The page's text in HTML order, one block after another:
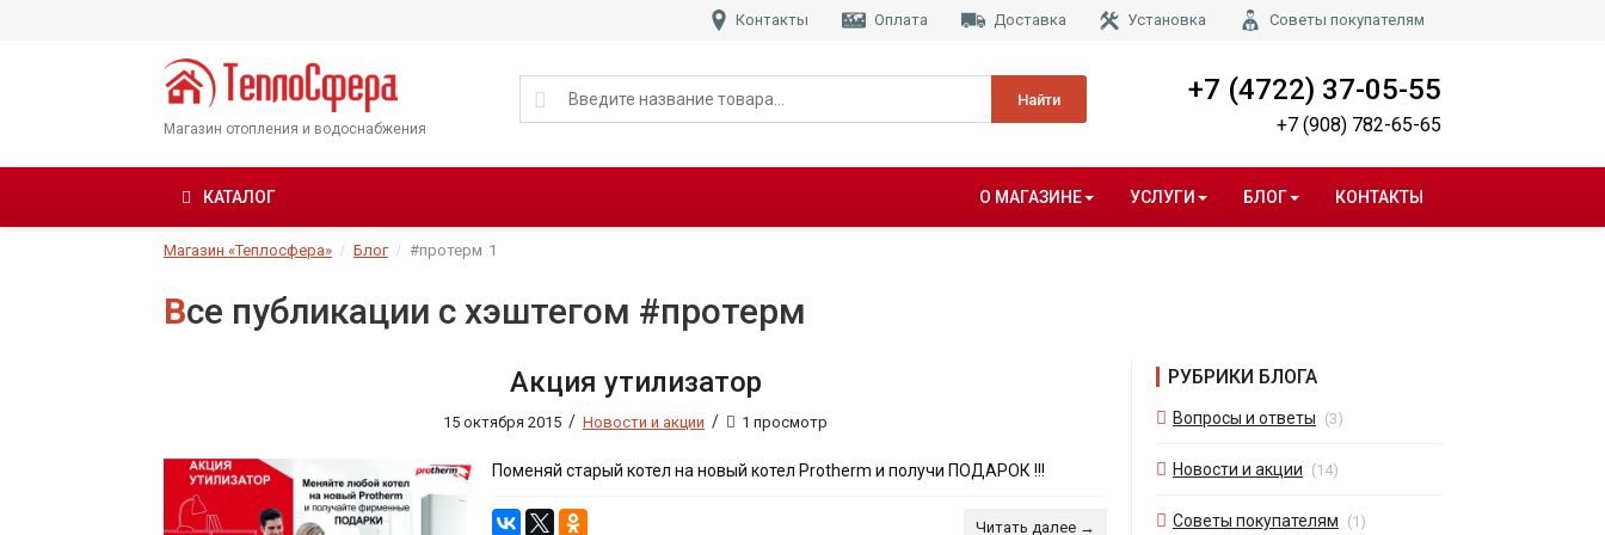
Контакты Оплата Доставка Установка Советы покупателям
Магазин отопления и водоснабжения
Найти +7 (4722) 37-05-55
+7 (908) 782-65-65
КАТАЛОГ КОНТАКТЫ
БЛОГ
УСЛУГИ
О МАГАЗИНЕ
Магазин «Теплосфера» Блог #протерм 1
Все публикации с хэштегом #протерм
Акция утилизатор
15 октября 2015 / Новости и акции / 1 просмотр
Поменяй старый котел на новый котел Protherm и получи ПОДАРОК !!!
Читать далее →
РУБРИКИ БЛОГА
Вопросы и ответы (3)
Новости и акции (14)
Советы покупателям (1)